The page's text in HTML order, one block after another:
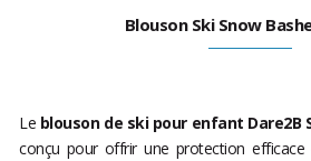
Blouson Ski Snow
Le blouson de ski pour enfant Dare2B
conçu pour offrir une protection